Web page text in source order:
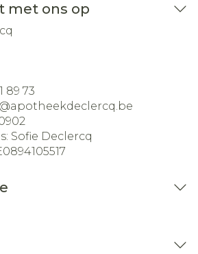
met ons op
89 73
apotheekdeclercq.be
Sofie Declercq